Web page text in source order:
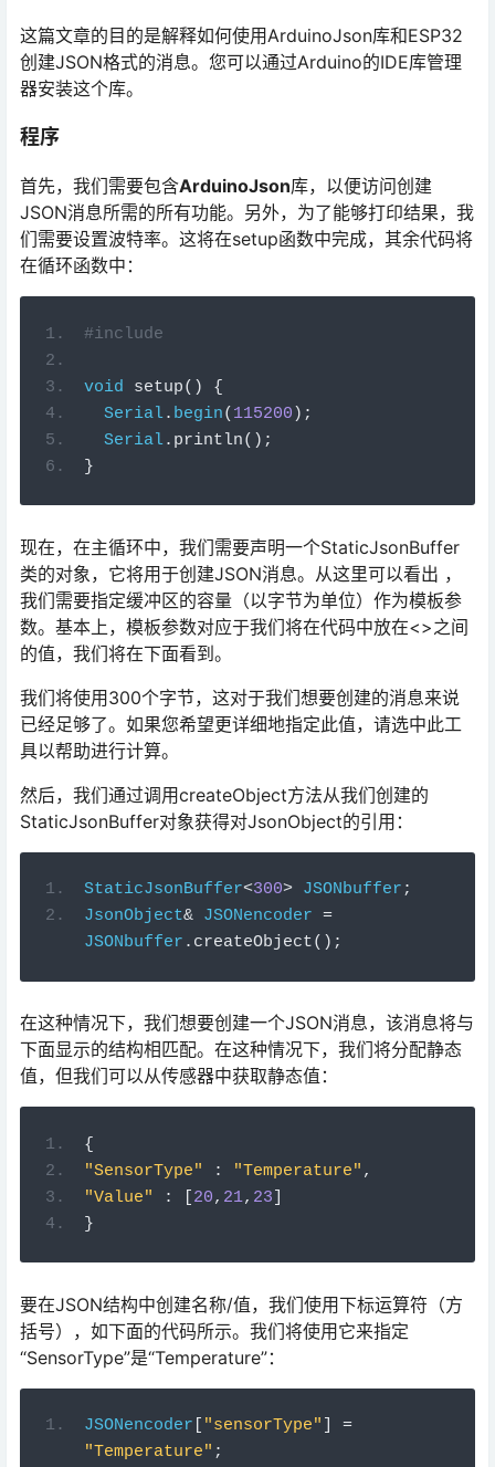
这篇文章的目的是解释如何使用ArduinoJson库和ESP32
创建JSON格式的消息。您可以通过Arduino的IDE库管理
器安装这个库。
程序
首先，我们需要包含ArduinoJson库，以便访问创建
JSON消息所需的所有功能。另外，为了能够打印结果，我
们需要设置波特率。这将在setup函数中完成，其余代码将
在循环函数中：
#include
void setup()
{
Serial. begin( 115200 );
Serial. println();
}
现在，在主循环中，我们需要声明一个StaticJsonBuffer
类的对象，它将用于创建JSON消息。从这里可以看出 ，
我们需要指定缓冲区的容量（以字节为单位）作为模板参
数。基本上，模板参数对应于我们将在代码中放在<>之间
的值，我们将在下面看到。
我们将使用300个字节，这对于我们想要创建的消息来说
已经足够了。如果您希望更详细地指定此值，请选中此工
具以帮助进行计算。
然后，我们通过调用createObject方法从我们创建的
StaticJsonBuffer对象获得对JsonObject的引用：
StaticJsonBuffer<300> JSONbuffer ;
JsonObject& JSONencoder =
JSONbuffer . createObject();
在这种情况下，我们想要创建一个JSON消息，该消息将与
下面显示的结构相匹配。在这种情况下，我们将分配静态
值，但我们可以从传感器中获取静态值：
{
"SensorType"
: "Temperature" ,
"Value"
: 20, 21, 23
}
要在JSON结构中创建名称/值，我们使用下标运算符（方
括号），如下面的代码所示。我们将使用它来指定
“SensorType”是“Temperature”：
JSONencoder "sensorType"
=
"Temperature" ;